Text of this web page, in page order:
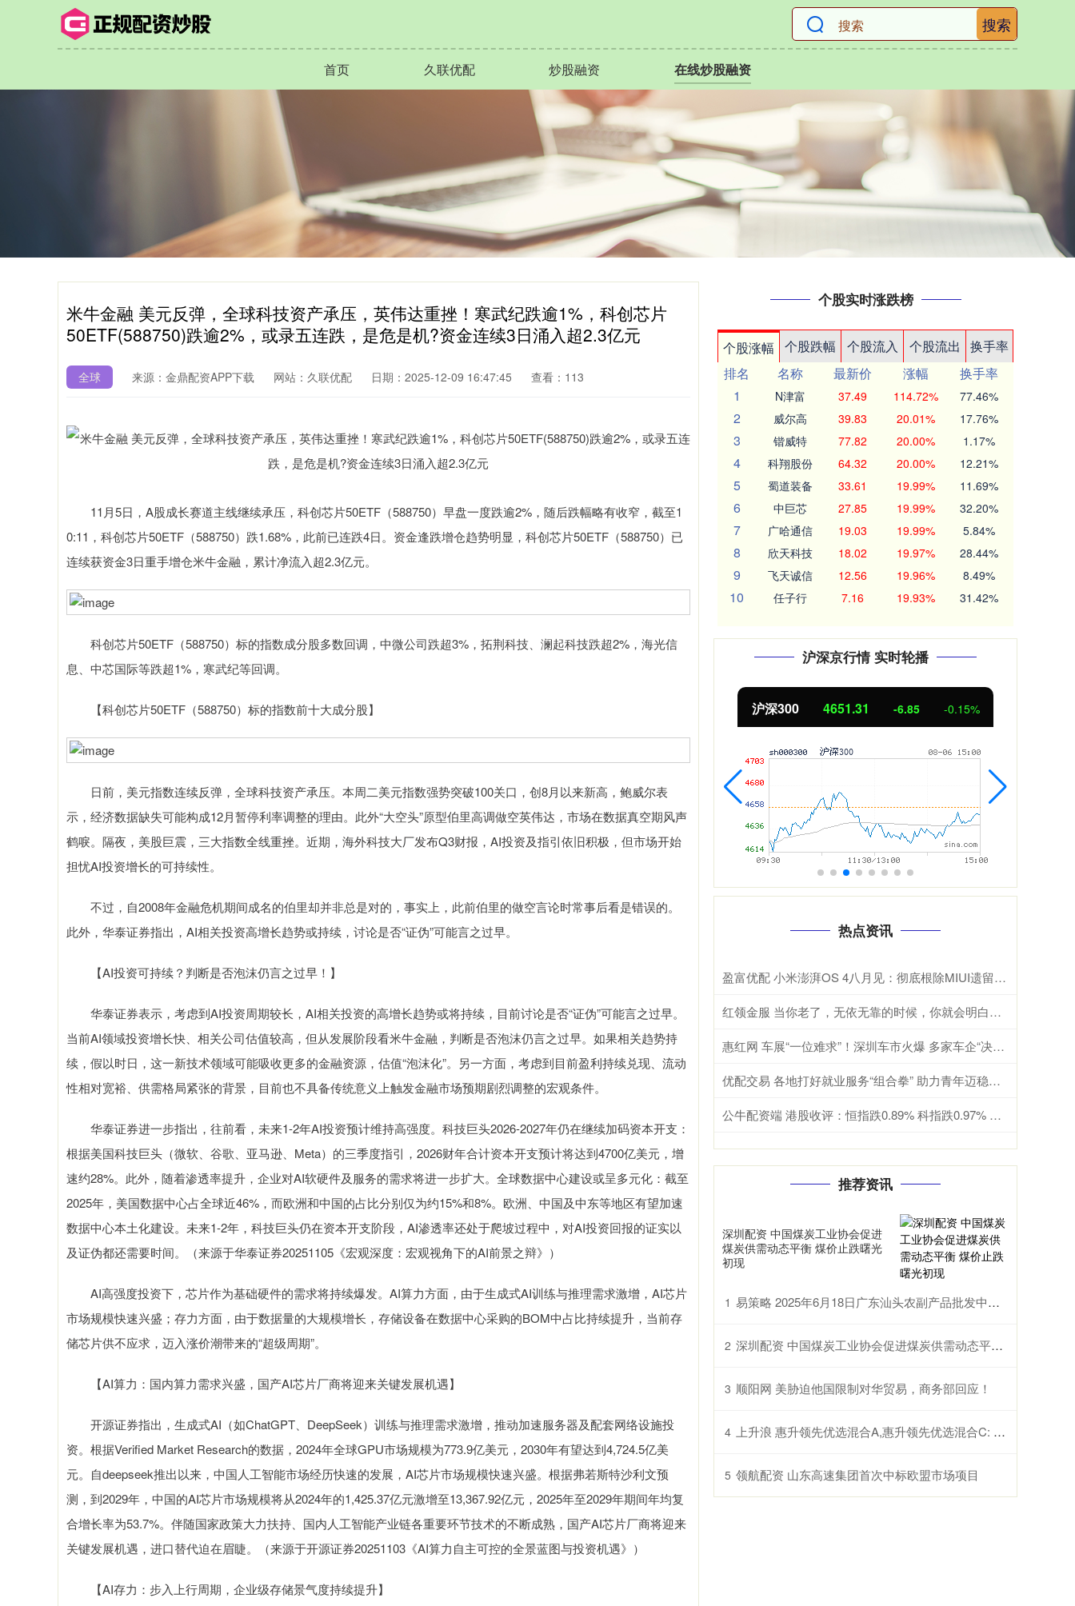
搜索
首页 久联优配 炒股融资 在线炒股融资
米牛金融 美元反弹，全球科技资产承压，英伟达重挫！寒武纪跌逾1%，科创芯片
50ETF(588750)跌逾2%，或录五连跌，是危是机?资金连续3日涌入超2.3亿元
全球 来源：金鼎配资APP下载 网站：久联优配 日期：2025-12-09 16:47:45 查看：113
11月5日，A股成长赛道主线继续承压，科创芯片50ETF（588750）早盘一度跌逾2%，随后跌幅略有收窄，截至1
0:11，科创芯片50ETF（588750）跌1.68%，此前已连跌4日。资金逢跌增仓趋势明显，科创芯片50ETF（588750）已
连续获资金3日重手增仓米牛金融，累计净流入超2.3亿元。
科创芯片50ETF（588750）标的指数成分股多数回调，中微公司跌超3%，拓荆科技、澜起科技跌超2%，海光信
息、中芯国际等跌超1%，寒武纪等回调。
【科创芯片50ETF（588750）标的指数前十大成分股】
日前，美元指数连续反弹，全球科技资产承压。本周二美元指数强势突破100关口，创8月以来新高，鲍威尔表
示，经济数据缺失可能构成12月暂停利率调整的理由。此外“大空头”原型伯里高调做空英伟达，市场在数据真空期风声
鹤唳。隔夜，美股巨震，三大指数全线重挫。近期，海外科技大厂发布Q3财报，AI投资及指引依旧积极，但市场开始
担忧AI投资增长的可持续性。
不过，自2008年金融危机期间成名的伯里却并非总是对的，事实上，此前伯里的做空言论时常事后看是错误的。
此外，华泰证券指出，AI相关投资高增长趋势或持续，讨论是否“证伪”可能言之过早。
【AI投资可持续？判断是否泡沫仍言之过早！】
华泰证券表示，考虑到AI投资周期较长，AI相关投资的高增长趋势或将持续，目前讨论是否“证伪”可能言之过早。
当前AI领域投资增长快、相关公司估值较高，但从发展阶段看米牛金融，判断是否泡沫仍言之过早。如果相关趋势持
续，假以时日，这一新技术领域可能吸收更多的金融资源，估值“泡沫化”。另一方面，考虑到目前盈利持续兑现、流动
性相对宽裕、供需格局紧张的背景，目前也不具备传统意义上触发金融市场预期剧烈调整的宏观条件。
华泰证券进一步指出，往前看，未来1-2年AI投资预计维持高强度。科技巨头2026-2027年仍在继续加码资本开支：
根据美国科技巨头（微软、谷歌、亚马逊、Meta）的三季度指引，2026财年合计资本开支预计将达到4700亿美元，增
速约28%。此外，随着渗透率提升，企业对AI软硬件及服务的需求将进一步扩大。全球数据中心建设或呈多元化：截至
2025年，美国数据中心占全球近46%，而欧洲和中国的占比分别仅为约15%和8%。欧洲、中国及中东等地区有望加速
数据中心本土化建设。未来1-2年，科技巨头仍在资本开支阶段，AI渗透率还处于爬坡过程中，对AI投资回报的证实以
及证伪都还需要时间。（来源于华泰证券20251105《宏观深度：宏观视角下的AI前景之辩》）
AI高强度投资下，芯片作为基础硬件的需求将持续爆发。AI算力方面，由于生成式AI训练与推理需求激增，AI芯片
市场规模快速兴盛；存力方面，由于数据量的大规模增长，存储设备在数据中心采购的BOM中占比持续提升，当前存
储芯片供不应求，迈入涨价潮带来的“超级周期”。
【AI算力：国内算力需求兴盛，国产AI芯片厂商将迎来关键发展机遇】
开源证券指出，生成式AI（如ChatGPT、DeepSeek）训练与推理需求激增，推动加速服务器及配套网络设施投
资。根据Verified Market Research的数据，2024年全球GPU市场规模为773.9亿美元，2030年有望达到4,724.5亿美
元。自deepseek推出以来，中国人工智能市场经历快速的发展，AI芯片市场规模快速兴盛。根据弗若斯特沙利文预
测，到2029年，中国的AI芯片市场规模将从2024年的1,425.37亿元激增至13,367.92亿元，2025年至2029年期间年均复
合增长率为53.7%。伴随国家政策大力扶持、国内人工智能产业链各重要环节技术的不断成熟，国产AI芯片厂商将迎来
关键发展机遇，进口替代迫在眉睫。（来源于开源证券20251103《AI算力自主可控的全景蓝图与投资机遇》）
【AI存力：步入上行周期，企业级存储景气度持续提升】
个股实时涨跌榜
个股涨幅 个股跌幅 个股流入 个股流出
换手率
排名
名称 最新价 涨幅
换手率
1
N津富 37.49 114.72% 77.46%
2 威尔高 39.83 20.01% 17.76%
3 锴威特 77.82 20.00% 1.17%
4 科翔股份 64.32 20.00% 12.21%
5 蜀道装备 33.61 19.99% 11.69%
6 中巨芯 27.85 19.99% 32.20%
7 广哈通信 19.03 19.99% 5.84%
8 欣天科技 18.02 19.97% 28.44%
9 飞天诚信 12.56 19.96% 8.49%
10 任子行 7.16 19.93% 31.42%
沪深京行情 实时轮播
深证成指 14110.12 -34.08 -0.24% 北证50 1122.88 3.42 0.30%
热点资讯
盈富优配 小米澎湃OS 4八月见：彻底根除MIUI遗留代码 底层焕然一新
红领金服 当你老了，无依无靠的时候，你就会明白，这辈子最亲的，除了父母儿女，伴侣和知己，还有自己身上的这4种能力
惠红网 车展“一位难求”！深圳车市火爆 多家车企“决战”五一！
优配交易 各地打好就业服务“组合拳” 助力青年迈稳职业生涯“第一步”
公牛配资端 港股收评：恒指跌0.89% 科指跌0.97% 科网股低迷 黄金股普跌 群核科技首日涨超144%
推荐资讯
深圳配资 中国煤炭工业协会促进
煤炭供需动态平衡 煤价止跌曙光
初现
1 易策略 2025年6月18日广东汕头农副产品批发中心市场价格行情
2 深圳配资 中国煤炭工业协会促进煤炭供需动态平衡 煤价止跌曙光初现
3 顺阳网 美胁迫他国限制对华贸易，商务部回应！
4 上升浪 惠升领先优选混合A,惠升领先优选混合C: 关于以通讯方式召开惠升领先优选混合型证券投资基金基金份额持有人大会的公告
5 领航配资 山东高速集团首次中标欧盟市场项目